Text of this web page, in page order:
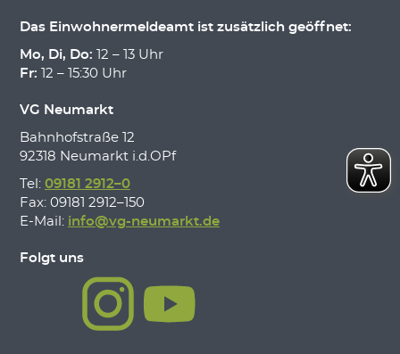
Das Einwohnermeldeamt ist zusätzlich geöffnet:
Mo, Di, Do: 12 – 13 Uhr
Fr: 12 – 15:30 Uhr
VG Neumarkt
Bahnhofstraße 12
92318 Neumarkt i.d.OPf
Tel: 09181 2912–0
Fax: 09181 2912–150
E-Mail: info@vg-neumarkt.de
Folgt uns